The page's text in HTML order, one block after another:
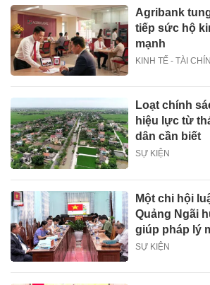
Agribank
tiếp sức hộ
mạnh
KINH TẾ - TÀI
Loạt chính
hiệu lực từ
dân cần biết
SỰ KIỆN
Một chi hội
Quảng Ngãi
giúp pháp lý
SỰ KIỆN